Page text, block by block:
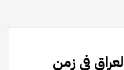
في زمن